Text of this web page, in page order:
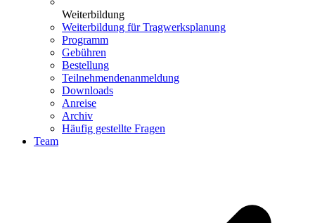
Weiterbildung
Weiterbildung für Tragwerksplanung
Programm
Gebühren
Bestellung
Teilnehmendenanmeldung
Downloads
Anreise
Archiv
Häufig gestellte Fragen
Team